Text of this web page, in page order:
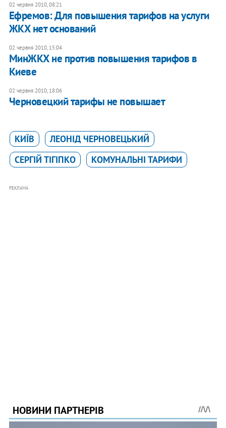
02 червня 2010, 08:21
Ефремов: Для повышения тарифов на услуги
ЖКХ нет оснований
02 червня 2010, 15:04
МинЖКХ не против повышения тарифов в
Киеве
02 червня 2010, 18:06
Черновецкий тарифы не повышает
КИЇВ
ЛЕОНІД ЧЕРНОВЕЦЬКИЙ
СЕРГІЙ ТІГІПКО
КОМУНАЛЬНІ ТАРИФИ
РЕКЛАМА